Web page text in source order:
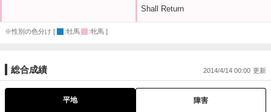
Shall Return
※性別の色分け [ :牡馬 :牝馬 ]
総合成績 2014/4/14 00:00
平地 障害